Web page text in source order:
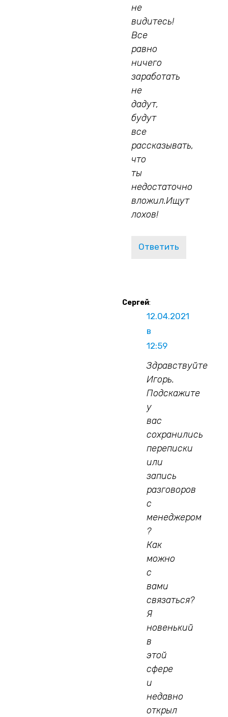
не
видитесь!
Все
равно
ничего
заработать
не
дадут,
будут
все
рассказывать,
что
ты
недостаточно
вложил.Ищут
лохов!
Ответить
Сергей:
12.04.2021
в
12:59
Здравствуйте
Игорь.
Подскажите
у
вас
сохранились
переписки
или
запись
разговоров
с
менеджером
?
Как
можно
с
вами
связаться?
Я
новенький
в
этой
сфере
и
недавно
открыл